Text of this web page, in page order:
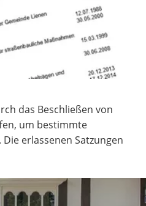
das Beschließen von
um bestimmte
erlassenen Satzungen